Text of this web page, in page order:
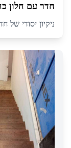
חדר עם חלון
ניקיון יסודי של